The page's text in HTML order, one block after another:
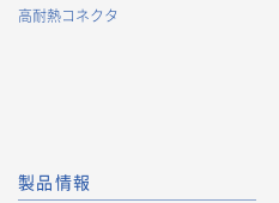
お客様に対する当社製品
お客様に対するキャンペ
等、お客様へのサービス
高耐熱コネクタ
製品情報